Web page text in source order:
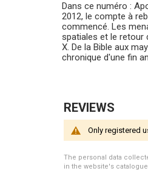
Dans ce numéro :
2012, le compte à
commencé. Les
spatiales et le retour
X. De la Bible aux
chronique d'une fin
REVIEWS
Only registered
The personal data
in the website's